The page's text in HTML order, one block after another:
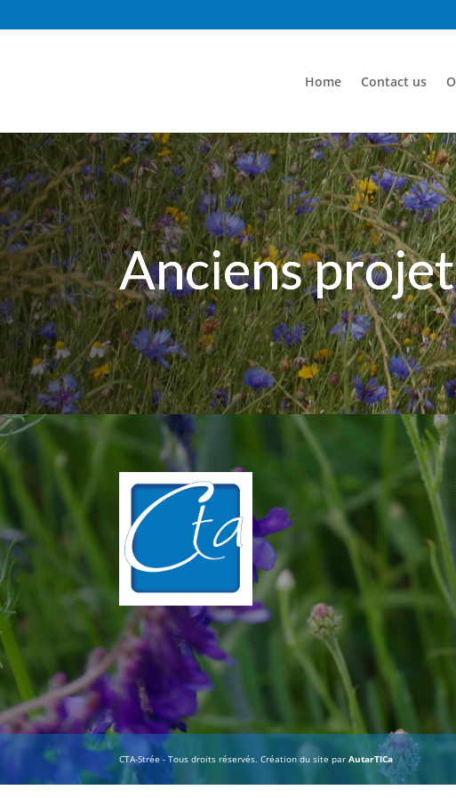
Home Contact us
Anciens
CTA-Strée - Tous droits réservés. Création du site parAutarTICa